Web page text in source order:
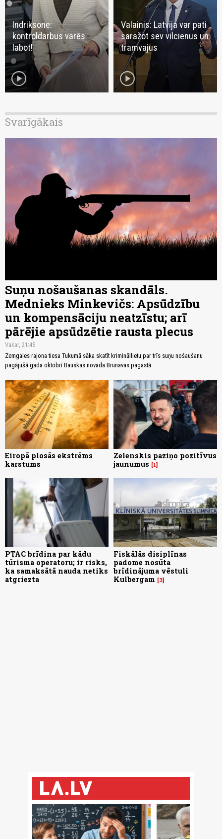
Indriksone:
kontroldarbus varēs
labot!
play_circle
Valainis: Latvija var pati
saražot sev vilcienus un
tramvajus
play_circle
Svarīgākais
Suņu nošaušanas skandāls.
Mednieks Minkevičs: Apsūdzību
un kompensāciju neatzīstu; arī
pārējie apsūdzētie rausta plecus
Vakar, 21:45
Zemgales rajona tiesa Tukumā sāka skatīt krimināllietu par trīs suņu nošaušanu
pagājušā gada oktobrī Bauskas novada Brunavas pagastā.
Eiropā plosās ekstrēms
karstums
Zelenskis paziņo pozitīvus
jaunumus
1
PTAC brīdina par kādu
tūrisma operatoru; ir risks,
ka samaksātā nauda netiks
atgriezta
Fiskālās disiplīnas
padome nosūta
brīdinājuma vēstuli
Kulbergam
3